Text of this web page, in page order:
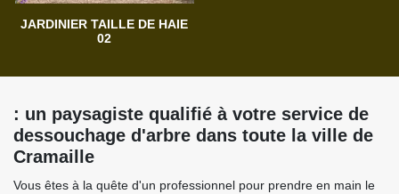
JARDINIER TAILLE DE HAIE
02
: un paysagiste qualifié à votre service de
dessouchage d'arbre dans toute la ville de
Cramaille
Vous êtes à la quête d'un professionnel pour prendre en main le